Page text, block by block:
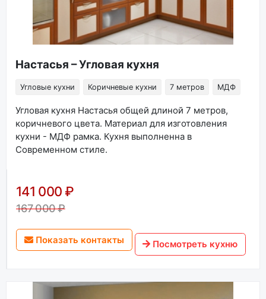
Настасья – Угловая кухня
Угловые кухни Коричневые кухни 7 метров МДФ
Угловая кухня Настасья общей длиной 7 метров,
коричневого цвета. Материал для изготовления
кухни - МДФ рамка. Кухня выполненна в
Современном стиле.
141 000 ₽
167 000 ₽
Показать контакты Посмотреть кухню